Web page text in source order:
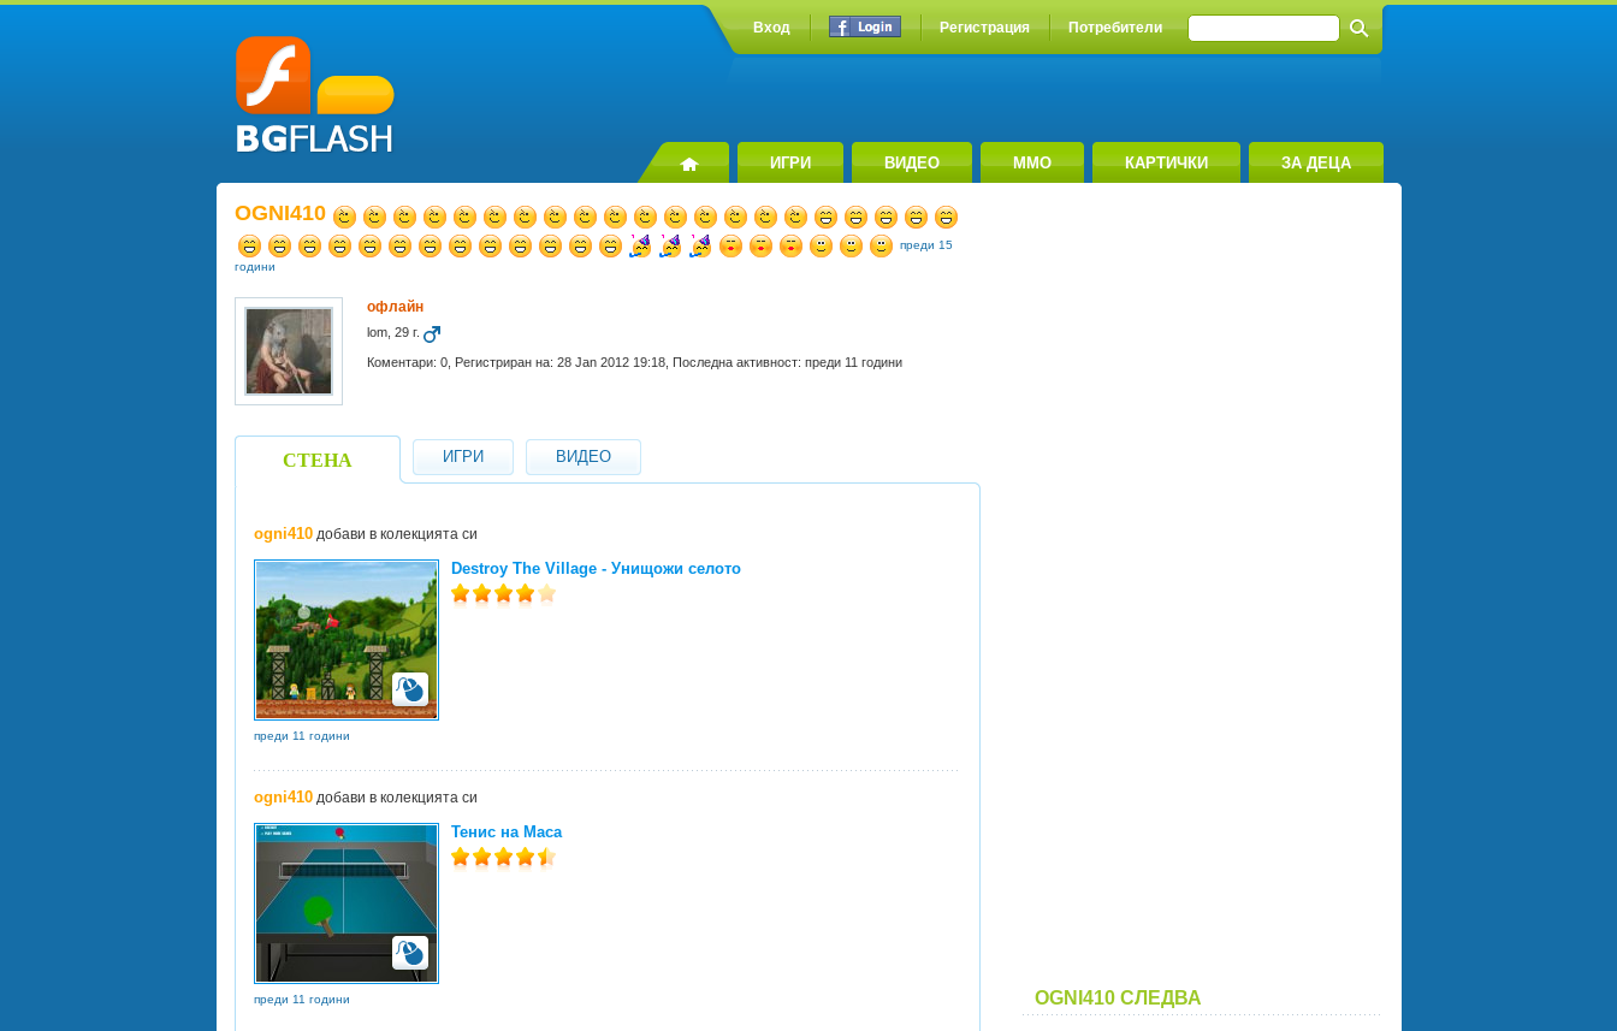
Вход Регистрация Потребители
ИГРИ ВИДЕО MMO КАРТИЧКИ ЗА ДЕЦА
OGNI410
преди 15
години
офлайн
lom, 29 г.
Коментари: 0, Регистриран на: 28 Jan 2012 19:18, Последна активност: преди 11 години
СТЕНА ИГРИ ВИДЕО
ogni410добави в колекцията си
Destroy The Village - Унищожи селото
преди 11 години
ogni410добави в колекцията си
Тенис на Маса
преди 11 години OGNI410 СЛЕДВА